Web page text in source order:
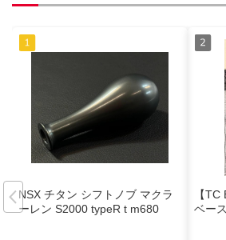
NSX チタン シフトノブ マクラ
ーレン S2000 typeR t m680
【
ベー